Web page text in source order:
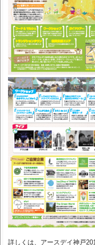
詳しくは、アースデイ神戸